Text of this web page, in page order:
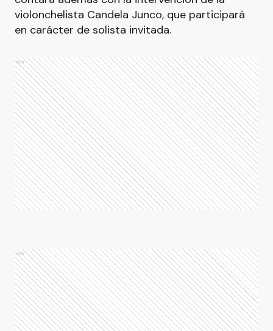
violonchelista Candela Junco, que participará
en carácter de solista invitada.
Ads
Ads